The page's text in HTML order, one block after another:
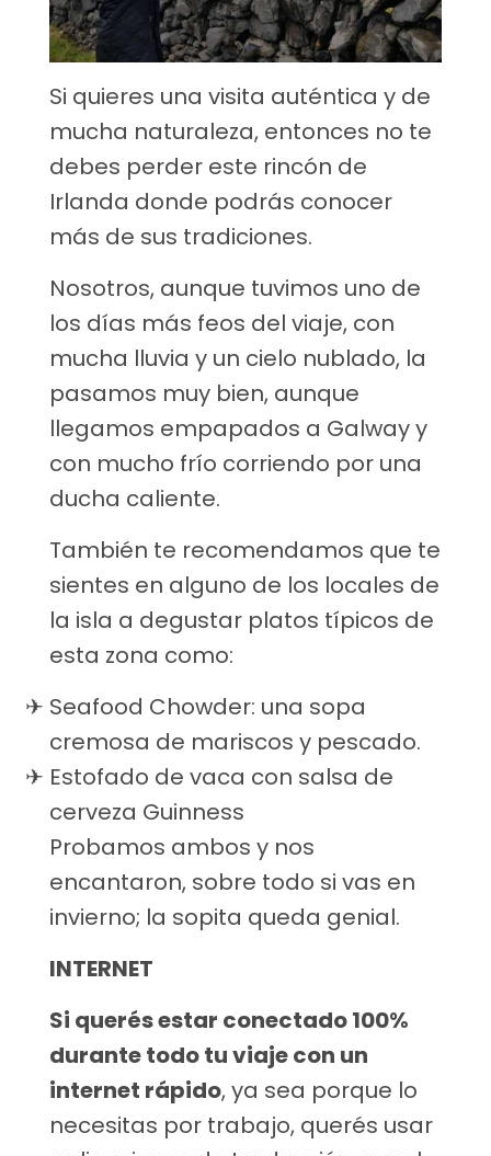
Si quieres una visita auténtica y de
mucha naturaleza, entonces no te
debes perder este rincón de
Irlanda donde podrás conocer
más de sus tradiciones.
Nosotros, aunque tuvimos uno de
los días más feos del viaje, con
mucha lluvia y un cielo nublado, la
pasamos muy bien, aunque
llegamos empapados a Galway y
con mucho frío corriendo por una
ducha caliente.
También te recomendamos que te
sientes en alguno de los locales de
la isla a degustar platos típicos de
esta zona como:
Seafood Chowder: una sopa
cremosa de mariscos y pescado.
Estofado de vaca con salsa de
cerveza Guinness
Probamos ambos y nos
encantaron, sobre todo si vas en
invierno; la sopita queda genial.
INTERNET
Si querés estar conectado 100%
durante todo tu viaje con un
internet rápido, ya sea porque lo
necesitas por trabajo, querés usar